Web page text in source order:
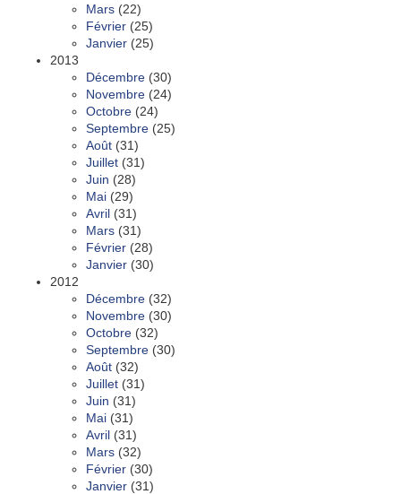
Mars (22)
Février (25)
Janvier (25)
2013
Décembre (30)
Novembre (24)
Octobre (24)
Septembre (25)
Août (31)
Juillet (31)
Juin (28)
Mai (29)
Avril (31)
Mars (31)
Février (28)
Janvier (30)
2012
Décembre (32)
Novembre (30)
Octobre (32)
Septembre (30)
Août (32)
Juillet (31)
Juin (31)
Mai (31)
Avril (31)
Mars (32)
Février (30)
Janvier (31)